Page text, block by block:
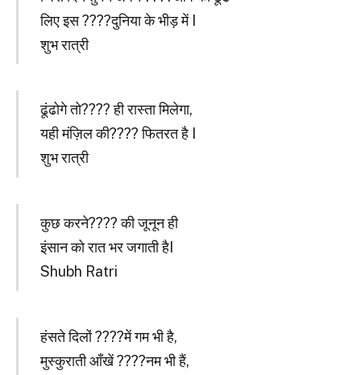
लिए इस ????दुनिया के भीड़ में I
शुभ रात्री
ढूंढोगे तो???? ही रास्ता मिलेगा,
यही मंज़िल की???? फितरत है I
शुभ रात्री
कुछ करने???? की जूनून ही
इंसान को रात भर जगाती हैI
Shubh Ratri
हंसते दिलों ????में गम भी है,
मुस्कुराती आँखें ????नम भी हैं,